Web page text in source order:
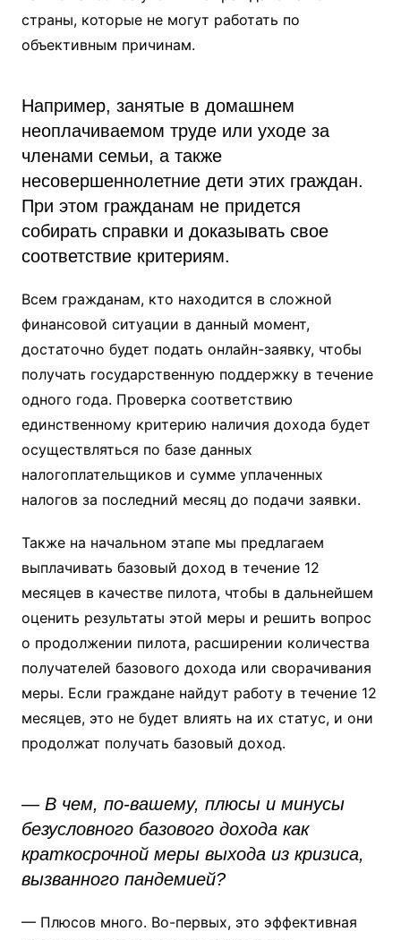
страны, которые не могут работать по
объективным причинам.
Например, занятые в домашнем
неоплачиваемом труде или уходе за
членами семьи, а также
несовершеннолетние дети этих граждан.
При этом гражданам не придется
собирать справки и доказывать свое
соответствие критериям.
Всем гражданам, кто находится в сложной
финансовой ситуации в данный момент,
достаточно будет подать онлайн-заявку, чтобы
получать государственную поддержку в течение
одного года. Проверка соответствию
единственному критерию наличия дохода будет
осуществляться по базе данных
налогоплательщиков и сумме уплаченных
налогов за последний месяц до подачи заявки.
Также на начальном этапе мы предлагаем
выплачивать базовый доход в течение 12
месяцев в качестве пилота, чтобы в дальнейшем
оценить результаты этой меры и решить вопрос
о продолжении пилота, расширении количества
получателей базового дохода или сворачивания
меры. Если граждане найдут работу в течение 12
месяцев, это не будет влиять на их статус, и они
продолжат получать базовый доход.
— В чем, по-вашему, плюсы и минусы
безусловного базового дохода как
краткосрочной меры выхода из кризиса,
вызванного пандемией?
— Плюсов много. Во-первых, это эффективная